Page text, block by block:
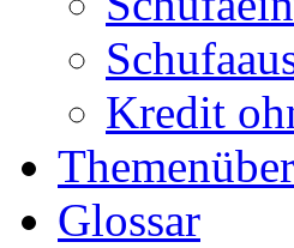
Kredit
Glossar